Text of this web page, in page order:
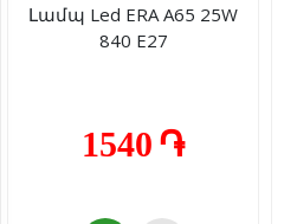
Լամպ Led ERA A65 25W
840 E27
1540 ֏